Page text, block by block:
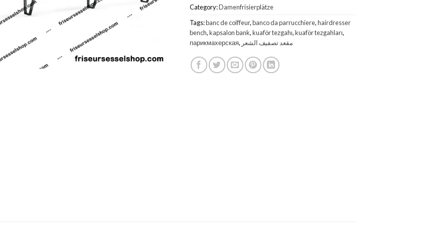
Category:Damenfrisierplätze
Tags:banc de coiffeur,banco da parrucchiere,hairdresser
bench,kapsalon bank,kuaför tezgahı,kuaför tezgahları,
парикмахерская, مقعد تصفيف الشعر